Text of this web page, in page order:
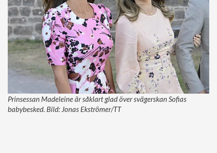
Prinsessan Madeleine är såklart glad över svägerskan Sofias
babybesked. Bild: Jonas Ekströmer/TT